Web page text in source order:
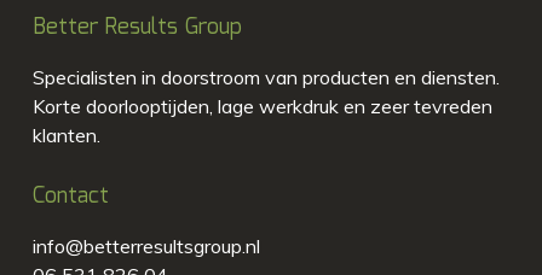
Better Results Group
Specialisten in doorstroom van producten en diensten.
Korte doorlooptijden, lage werkdruk en zeer tevreden
klanten.
Contact
info@betterresultsgroup.nl